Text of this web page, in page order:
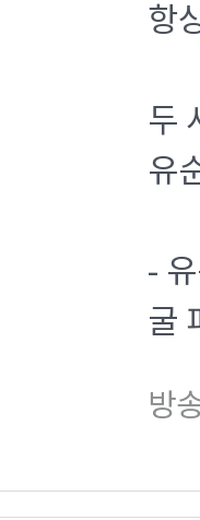
항
두
유
-
굴
방